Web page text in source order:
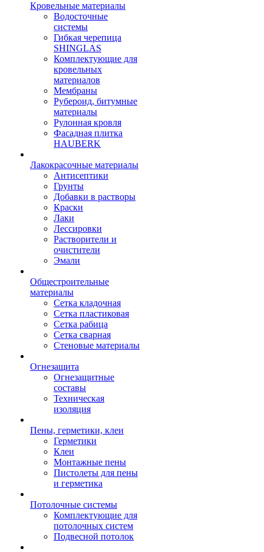
Кровельные материалы
Водосточные
системы
Гибкая черепица
SHINGLAS
Комплектующие для
кровельных
материалов
Мембраны
Рубероид, битумные
материалы
Рулонная кровля
Фасадная плитка
HAUBERK
Лакокрасочные материалы
Антисептики
Грунты
Добавки в растворы
Краски
Лаки
Лессировки
Растворители и
очистители
Эмали
Общестроительные
материалы
Сетка кладочная
Сетка пластиковая
Сетка рабица
Сетка сварная
Стеновые материалы
Огнезащита
Огнезащитные
составы
Техническая
изоляция
Пены, герметики, клеи
Герметики
Клеи
Монтажные пены
Пистолеты для пены
и герметика
Потолочные системы
Комплектующие для
потолочных систем
Подвесной потолок